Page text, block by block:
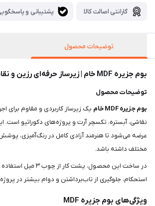
گارانتی اصالت کالا پشتیبانی و
توضیحات محصول
بوم جزیره MDF خام | زیرساز حرفه‌ای رزین و نقاشی
توضیحات محصول
بوم جزیره MDF خام
یک زیرساز کاربردی و مقاوم برای
نقاشی، آبستره، تکسچر آرت و پروژه‌های دکوراتیو
عرضه می‌شود تا هنرمند آزادی کامل در رنگ‌آمیزی،
مختلف داشته باشد.
در ساخت این محصول، پشت
استحکام، جلوگیری از تاب‌برداشتن و دوام بیشتر در
ویژگی‌های بوم جزیره MDF